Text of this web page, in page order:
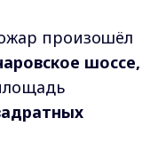
произошёл
шоссе,